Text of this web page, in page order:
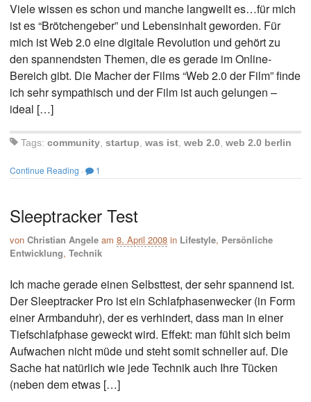
Viele wissen es schon und manche langweilt es…für mich
ist es “Brötchengeber” und Lebensinhalt geworden. Für
mich ist Web 2.0 eine digitale Revolution und gehört zu
den spannendsten Themen, die es gerade im Online-
Bereich gibt. Die Macher der Films “Web 2.0 der Film” finde
ich sehr sympathisch und der Film ist auch gelungen –
ideal […]
Tags: community startup was ist web 2.0 web 2.0 berlin
Continue Reading · 1
Sleeptracker Test
von Christian Angele am 8. April 2008 in Lifestyle, Persönliche
Entwicklung, Technik
Ich mache gerade einen Selbsttest, der sehr spannend ist.
Der Sleeptracker Pro ist ein Schlafphasenwecker (in Form
einer Armbanduhr), der es verhindert, dass man in einer
Tiefschlafphase geweckt wird. Effekt: man fühlt sich beim
Aufwachen nicht müde und steht somit schneller auf. Die
Sache hat natürlich wie jede Technik auch Ihre Tücken
(neben dem etwas […]